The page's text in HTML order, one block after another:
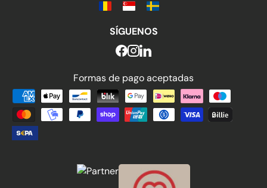
SÍGUENOS
Formas de pago aceptadas
Formas de pago aceptadas